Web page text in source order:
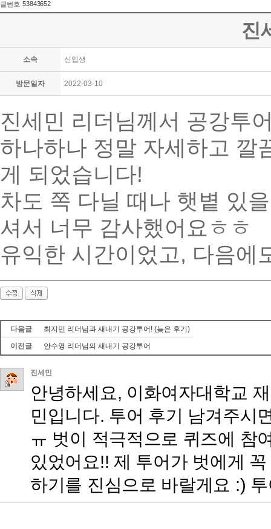
글번호 53843652
진
소속 신입생
방문일자 2022-03-10
진세민 리더님께서 공강투
하나하나 정말 자세하고 깔
게 되었습니다!
차도 쪽 다닐 때나 햇볕 있
셔서 너무 감사했어요ㅎㅎ
유익한 시간이었고, 다음에
다음글
최지민 리더님과 새내기 공강투어! (늦은 후기)
이전글
안수영 리더님의 새내기 공강투어
진세민
안녕하세요, 이화여자대학교
민입니다. 투어 후기 남겨주시
ㅠ 벗이 적극적으로 퀴즈에 참
있었어요!! 제 투어가 벗에게
하기를 진심으로 바랄게요 :)